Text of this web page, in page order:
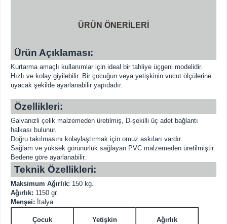
ÜRÜN ÖNERILERI
Ürün Açıklaması:
Kurtarma amaçlı kullanımlar için ideal bir tahliye üçgeni modelidir.
Hızlı ve kolay giyilebilir. Bir çocuğun veya yetişkinin vücut ölçülerine
uyacak şekilde ayarlanabilir yapıdadır.
Özellikleri:
Galvanizli çelik malzemeden üretilmiş, D-şekilli üç adet bağlantı
halkası bulunur.
Doğru takılmasını kolaylaştırmak için omuz askıları vardır.
Sağlam ve yüksek görünürlük sağlayan PVC malzemeden üretilmiştir.
Bedene göre ayarlanabilir.
Teknik Özellikleri:
Maksimum Ağırlık: 150 kg.
Ağırlık: 1150 gr.
Menşei: İtalya
Çocuk Yetişkin Ağırlık